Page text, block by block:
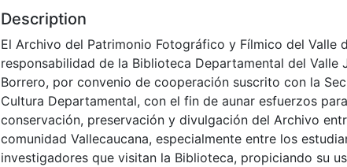
Description
El Archivo del Patrimonio Fotográfico y Fílmico del Valle
responsabilidad de la Biblioteca Departamental del Valle
Borrero, por convenio de cooperación suscrito con la
Cultura Departamental, con el fin de aunar esfuerzos
conservación, preservación y divulgación del Archivo
comunidad Vallecaucana, especialmente entre los
investigadores que visitan la Biblioteca, propiciando su